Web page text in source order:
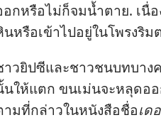
อก​หรือ​ไม่​ก็​จม​น้ำ​ตาย. เนื่
น​หรือ​เข้า​ไป​อยู่​ใน​โพรง​ริ
าว​ยิปซี​และ​ชาว​ชนบท​บาง​
น​ให้​แตก ขน​เม่น​จะ​หลุด​ออ
าม​ที่​กล่าว​ใน​หนังสือ​ชื่อ​เด